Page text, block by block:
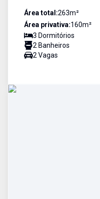
Área total:263m²
Área privativa:160m²
3 Dormitórios
2 Banheiros
2 Vagas